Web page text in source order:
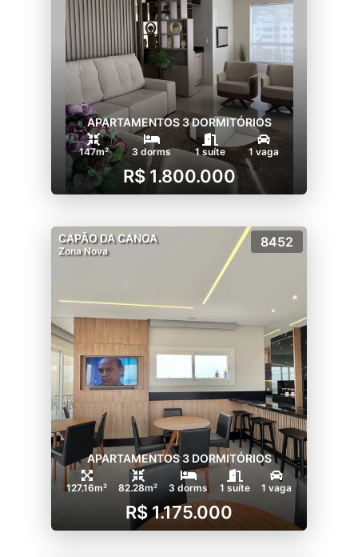
APARTAMENTOS 3 DORMITÓRIOS
147m² 3 dorms 1 suíte 1 vaga
R$ 1.800.000
CAPÃO DA CANOA
Zona Nova
8452
APARTAMENTOS 3 DORMITÓRIOS
127.16m² 82.28m² 3 dorms 1 suíte 1 vaga
R$ 1.175.000